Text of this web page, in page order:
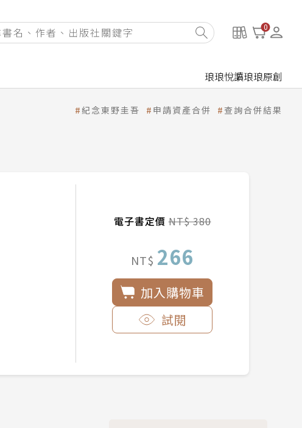
0
琅琅悅讀琅琅原創
紀念東野圭吾 申請資產合併 查詢合併結果
電子書定價NT$ 380
NT$ 266
加入購物車
試閱